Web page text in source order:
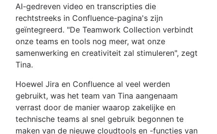
AI-gedreven video en transcripties die
rechtstreeks in Confluence-pagina's zijn
geïntegreerd. "De Teamwork Collection verbindt
onze teams en tools nog meer, wat onze
samenwerking en creativiteit zal stimuleren", zegt
Tina.
Hoewel Jira en Confluence al veel werden
gebruikt, was het team van Tina aangenaam
verrast door de manier waarop zakelijke en
technische teams al snel gebruik begonnen te
maken van de nieuwe cloudtools en -functies van